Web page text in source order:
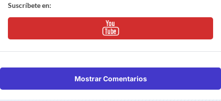
Suscríbete en:
Mostrar Comentarios